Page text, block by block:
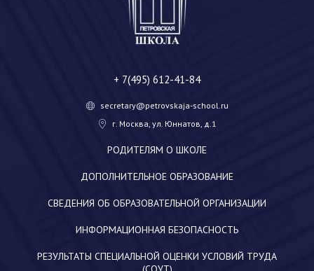
+ 7(495) 612-41-84
secretary@petrovskaja-school.ru
г. Москва, ул. Юннатов, д.1
РОДИТЕЛЯМ О ШКОЛЕ
ДОПОЛНИТЕЛЬНОЕ ОБРАЗОВАНИЕ
СВЕДЕНИЯ ОБ ОБРАЗОВАТЕЛЬНОЙ ОРГАНИЗАЦИИ
ИНФОРМАЦИОННАЯ БЕЗОПАСНОСТЬ
РЕЗУЛЬТАТЫ СПЕЦИАЛЬНОЙ ОЦЕНКИ УСЛОВИЙ ТРУДА